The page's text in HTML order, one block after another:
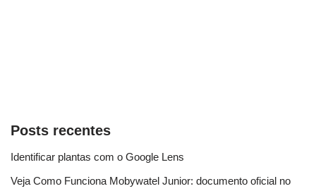
Posts recentes
Identificar plantas com o Google Lens
Veja Como Funciona Mobywatel Junior: documento oficial no